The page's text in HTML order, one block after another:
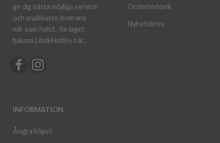
ge dig bästa möjliga service
och snabbaste leverans
när som helst. Se laget
bakom LindeHobby här..
INFORMATION
Ångra köpet
Orderhistorik
Nyhetsbrev